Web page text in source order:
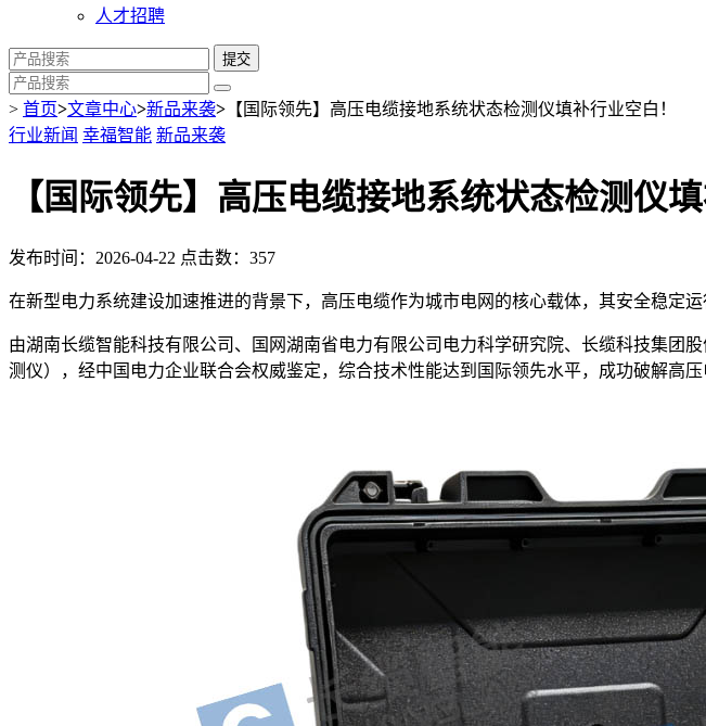
人才招聘
提交
> 首页>文章中心>新品来袭> 【国际领先】高压电缆接地系统状态检测仪填补行业空白！
行业新闻 幸福智能 新品来袭
【国际领先】高压电缆接地系统状态检测仪填
发布时间：2026-04-22 点击数：357
在新型电力系统建设加速推进的背景下，高压电缆作为城市电网的核心载体，其安全稳定
由湖南长缆智能科技有限公司、国网湖南省电力有限公司电力科学研究院、长缆科技集团
测仪），经中国电力企业联合会权威鉴定，综合技术性能达到国际领先水平，成功破解高